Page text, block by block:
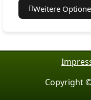
Weitere
Copyright